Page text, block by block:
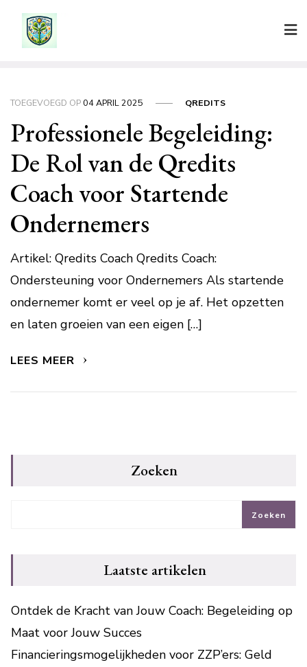
TOEGEVOEGD OP04 APRIL 2025 QREDITS
Professionele Begeleiding:
De Rol van de Qredits
Coach voor Startende
Ondernemers
Artikel: Qredits Coach Qredits Coach:
Ondersteuning voor Ondernemers Als startende
ondernemer komt er veel op je af. Het opzetten
en laten groeien van een eigen […]
LEES MEER
Zoeken
Zoeken
Laatste artikelen
Ontdek de Kracht van Jouw Coach: Begeleiding op
Maat voor Jouw Succes
Financieringsmogelijkheden voor ZZP’ers: Geld